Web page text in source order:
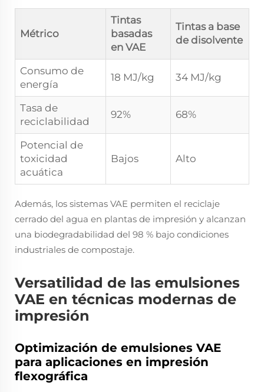
Métrico
Tintas
basadas
en VAE
Tintas a base
de disolvente
Consumo de
energía
18 MJ/kg 34 MJ/kg
Tasa de
reciclabilidad
92% 68%
Potencial de
toxicidad
acuática
Bajos Alto
Además, los sistemas VAE permiten el reciclaje
cerrado del agua en plantas de impresión y alcanzan
una biodegradabilidad del 98 % bajo condiciones
industriales de compostaje.
Versatilidad de las emulsiones
VAE en técnicas modernas de
impresión
Optimización de emulsiones VAE
para aplicaciones en impresión
flexográfica